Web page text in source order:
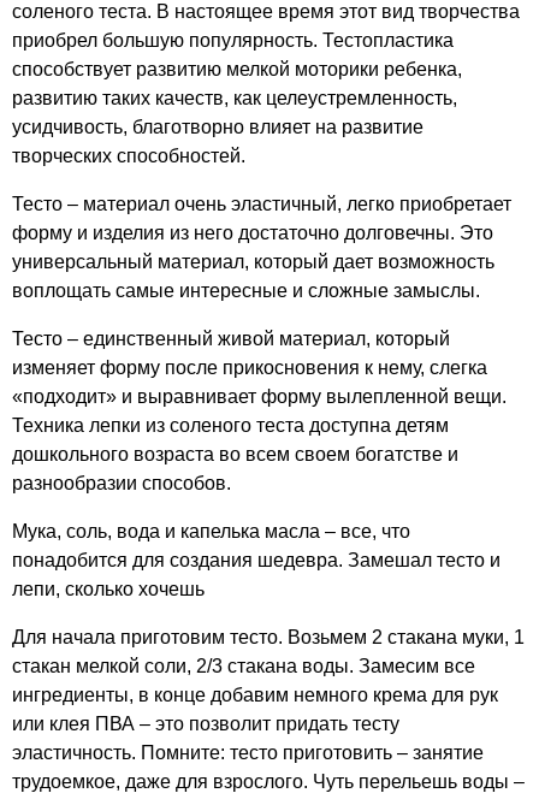
соленого теста. В настоящее время этот вид творчества
приобрел большую популярность. Тестопластика
способствует развитию мелкой моторики ребенка,
развитию таких качеств, как целеустремленность,
усидчивость, благотворно влияет на развитие
творческих способностей.
Тесто – материал очень эластичный, легко приобретает
форму и изделия из него достаточно долговечны. Это
универсальный материал, который дает возможность
воплощать самые интересные и сложные замыслы.
Тесто – единственный живой материал, который
изменяет форму после прикосновения к нему, слегка
«подходит» и выравнивает форму вылепленной вещи.
Техника лепки из соленого теста доступна детям
дошкольного возраста во всем своем богатстве и
разнообразии способов.
Мука, соль, вода и капелька масла – все, что
понадобится для создания шедевра. Замешал тесто и
лепи, сколько хочешь
Для начала приготовим тесто. Возьмем 2 стакана муки, 1
стакан мелкой соли, 2/3 стакана воды. Замесим все
ингредиенты, в конце добавим немного крема для рук
или клея ПВА – это позволит придать тесту
эластичность. Помните: тесто приготовить – занятие
трудоемкое, даже для взрослого. Чуть перельешь воды –